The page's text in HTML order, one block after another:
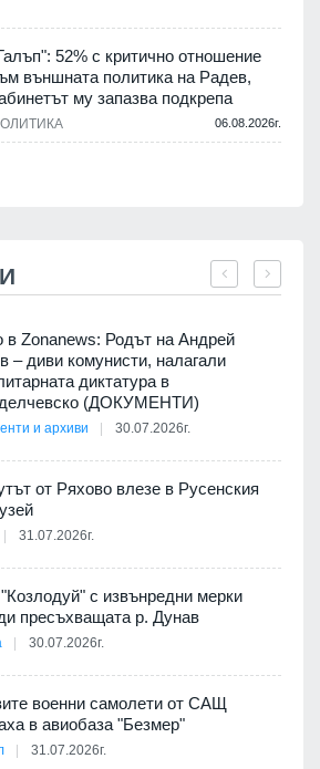
52% с критично отношение
външната политика на Радев,
му запазва подкрепа
06.08.2026г.
в Zonanews: Родът на Андрей
– диви комунисти, налагали
диктатура в
(ДОКУМЕНТИ)
и архиви 30.07.2026г.
от Ряхово влезе в Русенския
31.07.2026г.
с извънредни мерки
пресъхващата р. Дунав
30.07.2026г.
военни самолети от САЩ
в авиобаза "Безмер"
31.07.2026г.